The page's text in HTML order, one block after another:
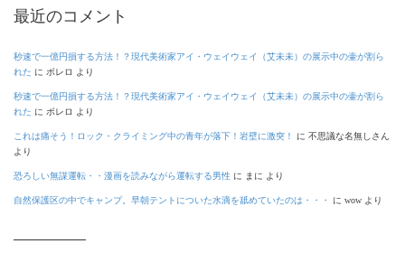
最近のコメント
秒速で一億円損する方法！？現代美術家アイ・ウェイウェイ（艾未未）の展示中の壷が割ら
れた に ボレロ より
秒速で一億円損する方法！？現代美術家アイ・ウェイウェイ（艾未未）の展示中の壷が割ら
れた に ボレロ より
これは痛そう！ロック・クライミング中の青年が落下！岩壁に激突！ に 不思議な名無しさん
より
恐ろしい無謀運転・・漫画を読みながら運転する男性 に まに より
自然保護区の中でキャンプ。早朝テントについた水滴を舐めていたのは・・・ に wow より